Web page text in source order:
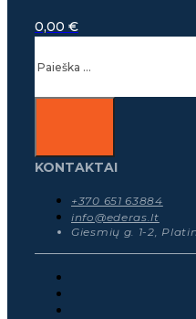
0,00 €
KONTAKTAI
+370 651 63884
info@ederas.lt
Giesmių g. 1-2,